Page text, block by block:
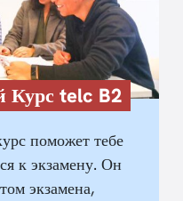
Курс telc B2
поможет тебе
к экзамену. Он
экзамена,